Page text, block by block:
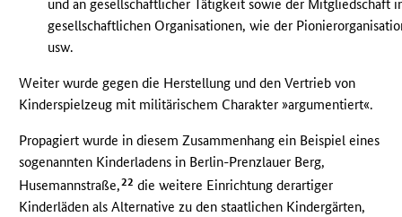
und an gesellschaftlicher Tätigkeit sowie der Mitgliedschaft
gesellschaftlichen Organisationen, wie der
usw.
Weiter wurde gegen die Herstellung und den Vertrieb von
Kinderspielzeug mit militärischem Charakter »argumentiert«.
Propagiert wurde in diesem Zusammenhang ein Beispiel eines
sogenannten Kinderladens in Berlin-Prenzlauer Berg,
Husemannstraße,22 die weitere Einrichtung derartiger
Kinderläden als Alternative zu den staatlichen Kindergärten,